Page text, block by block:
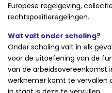
Europese regelgeving,
rechtspositieregelingen.
Wat valt onder scholing?
Onder scholing valt in elk
voor de uitoefening van de
van de arbeidsovereenkomst
werknemer komt te vervallen